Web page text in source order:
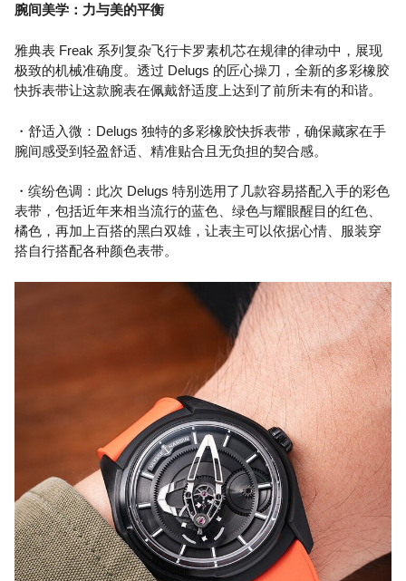
腕间美学：力与美的平衡
雅典表 Freak 系列复杂飞行卡罗素机芯在规律的律动中，展现
极致的机械准确度。透过 Delugs 的匠心操刀，全新的多彩橡胶
快拆表带让这款腕表在佩戴舒适度上达到了前所未有的和谐。
・舒适入微：Delugs 独特的多彩橡胶快拆表带，确保藏家在手
腕间感受到轻盈舒适、精准贴合且无负担的契合感。
・缤纷色调：此次 Delugs 特别选用了几款容易搭配入手的彩色
表带，包括近年来相当流行的蓝色、绿色与耀眼醒目的红色、
橘色，再加上百搭的黑白双雄，让表主可以依据心情、服装穿
搭自行搭配各种颜色表带。